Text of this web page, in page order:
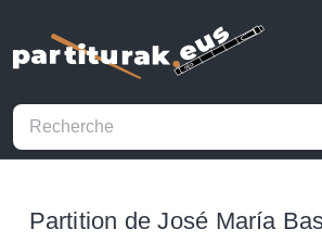
Partition de José María